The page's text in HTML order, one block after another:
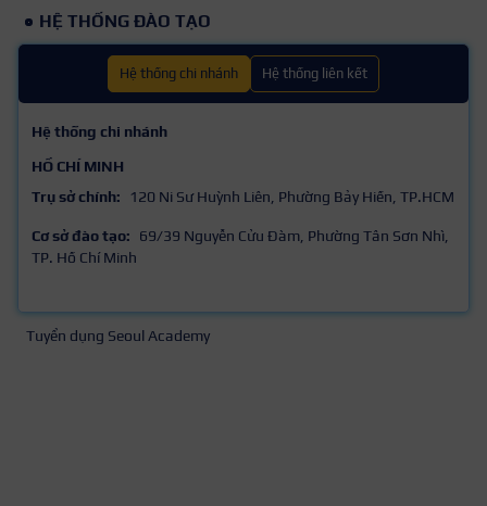
HỆ THỐNG ĐÀO TẠO
Hệ thống chi nhánh Hệ thống liên kết
Hệ thống chi nhánh
HỒ CHÍ MINH
Trụ sở chính:
120 Ni Sư Huỳnh Liên, Phường Bảy Hiền, TP.HCM
Cơ sở đào tạo:
69/39 Nguyễn Cửu Đàm, Phường Tân Sơn Nhì,
TP. Hồ Chí Minh
Tuyển dụng Seoul Academy